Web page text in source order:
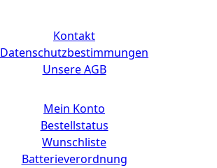
Kontakt
Datenschutzbestimmungen
Unsere AGB
Mein Konto
Bestellstatus
Wunschliste
Batterieverordnung